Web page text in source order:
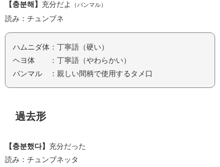
【충분해】 充分だよ （パンマル）
読み：チュンブネ
ハムニダ体：丁寧語（硬い）
ヘヨ体 ：丁寧語（やわらかい）
パンマル ：親しい間柄で使用するタメ口
過去形
【충분했다】 充分だった
読み：チュンブネッタ